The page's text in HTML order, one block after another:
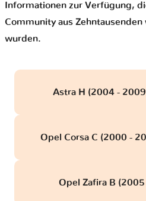
Informationen zur Verfügung,
Community aus
wurden.
Astra H (2004 -
Opel Corsa C (2000 -
Opel Zafira B